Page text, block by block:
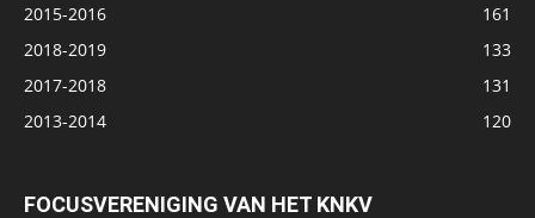
2015-2016
161
2018-2019
133
2017-2018
131
2013-2014
120
FOCUSVERENIGING VAN HET KNKV